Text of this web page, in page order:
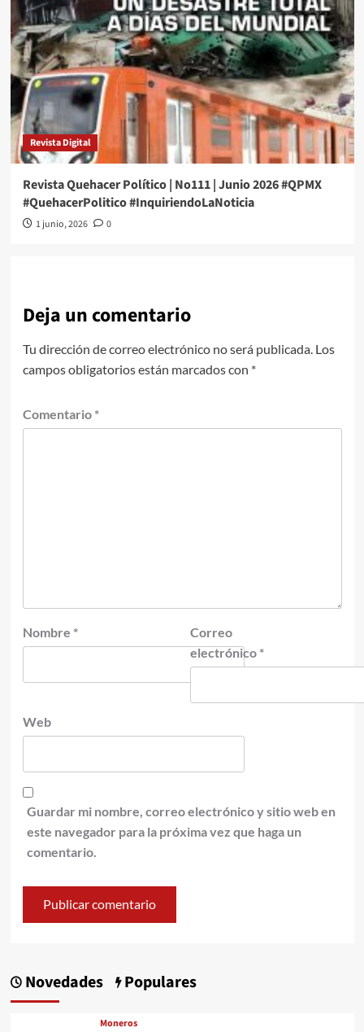
Revista Digital
Revista Quehacer Político | No111 | Junio 2026 #QPMX
#QuehacerPolitico #InquiriendoLaNoticia
1 junio, 2026 0
Deja un comentario
Tu dirección de correo electrónico no será publicada. Los
campos obligatorios están marcados con *
Comentario *
Nombre *
Correo
electrónico *
Web
Guardar mi nombre, correo electrónico y sitio web en
este navegador para la próxima vez que haga un
comentario.
Novedades Populares
Moneros